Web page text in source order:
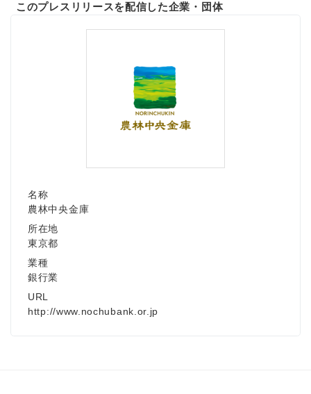
このプレスリリースを配信した企業・団体
名称
農林中央金庫
所在地
東京都
業種
銀行業
URL
http://www.nochubank.or.jp